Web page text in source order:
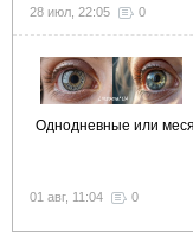
28 июл, 22:05 0
Однодневные или
01 авг, 11:04 0